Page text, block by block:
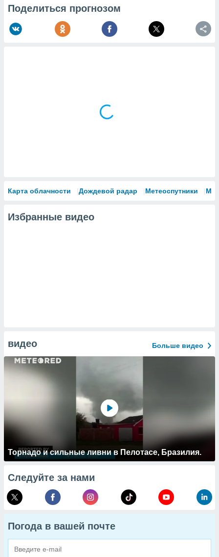
Поделиться прогнозом
Карта облачности Дождевой радар Метеоспутники
Избранные видео
видео Больше видео
Торнадо и сильные ливни в Пелотасе, Бразилия.
Следуйте за нами
Погода в вашей почте